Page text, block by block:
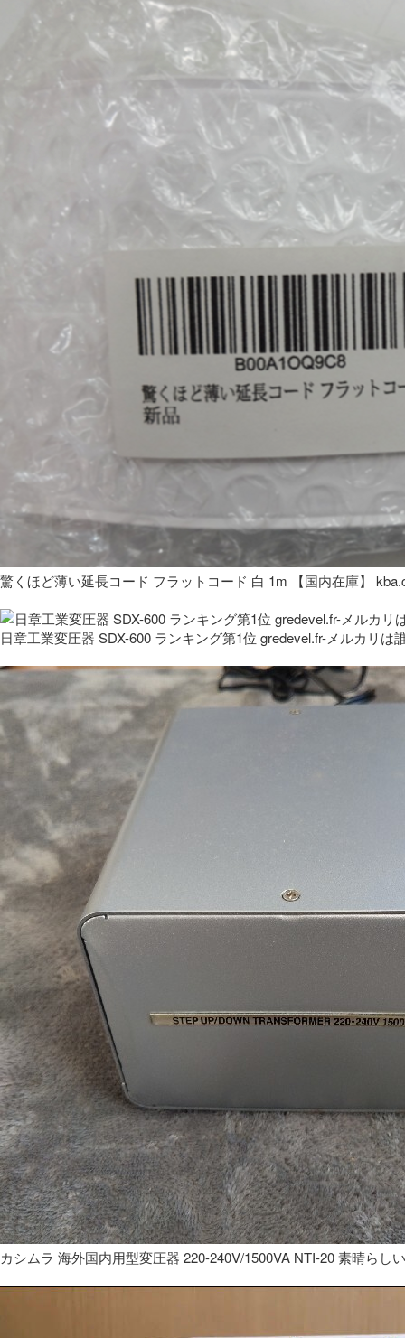
驚くほど薄い延長コード フラットコード 白 1m 【国内在庫】
日章工業変圧器 SDX-600 ランキング第1位 gredevel.fr-メルカリは
カシムラ 海外国内用型変圧器 220-240V/1500VA NTI-20 素晴らし